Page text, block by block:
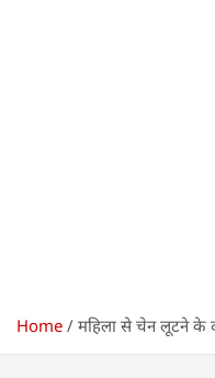
Home महिला से चेन लूटने के